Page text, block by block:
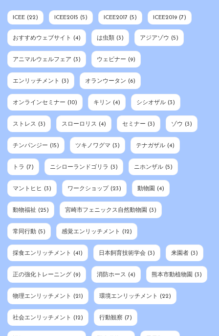
ICEE (22) ICEE2015 (5) ICEE2017 (5) ICEE2019 (7)
おすすめウェブサイト (4) は虫類 (3) アジアゾウ (5)
アニマルウェルフェア (3) ウェビナー (9)
エンリッチメント (3) オランウータン (6)
オンラインセミナー (10) キリン (4) シシオザル (3)
ストレス (3) スローロリス (4) セミナー (3) ゾウ (3)
チンパンジー (15) ツキノワグマ (3) テナガザル (4)
トラ (7) ニシローランドゴリラ (3) ニホンザル (5)
マントヒヒ (3) ワークショップ (23) 動物園 (4)
動物福祉 (25) 宮崎市フェニックス自然動物園 (3)
常同行動 (5) 感覚エンリッチメント (12)
採食エンリッチメント (41) 日本飼育技術学会 (3) 来園者 (3)
正の強化トレーニング (9) 消防ホース (4) 熊本市動植物園 (3)
物理エンリッチメント (21) 環境エンリッチメント (22)
社会エンリッチメント (12) 行動観察 (7)